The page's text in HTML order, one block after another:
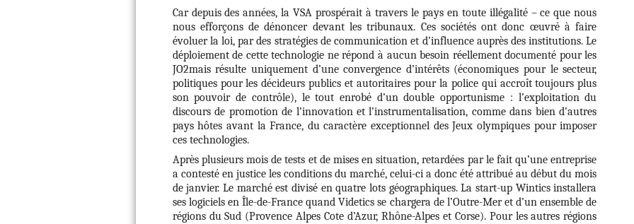
Car depuis des années, la VSA prospérait à travers le pays en toute illégalité – ce que nous
nous efforçons de dénoncer devant les tribunaux. Ces sociétés ont donc œuvré à faire
évoluer la loi, par des stratégies de communication et d’influence auprès des institutions. Le
déploiement de cette technologie ne répond à aucun besoin réellement documenté pour les
JO2mais résulte uniquement d’une convergence d’intérêts (économiques pour le secteur,
politiques pour les décideurs publics et autoritaires pour la police qui accroît toujours plus
son pouvoir de contrôle), le tout enrobé d’un double opportunisme : l’exploitation du
discours de promotion de l’innovation et l’instrumentalisation, comme dans bien d’autres
pays hôtes avant la France, du caractère exceptionnel des Jeux olympiques pour imposer
ces technologies.
Après plusieurs mois de tests et de mises en situation, retardées par le fait qu’une entreprise
a contesté en justice les conditions du marché, celui-ci a donc été attribué au début du mois
de janvier. Le marché est divisé en quatre lots géographiques. La start-up Wintics installera
ses logiciels en Île-de-France quand Videtics se chargera de l’Outre-Mer et d’un ensemble de
régions du Sud (Provence Alpes Cote d’Azur, Rhône-Alpes et Corse). Pour les autres régions